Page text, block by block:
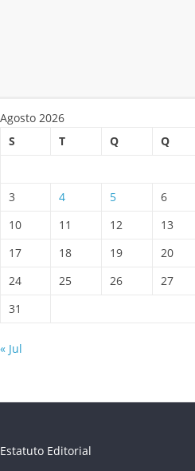
Agosto 2026
S
T Q Q
3
4 5 6
10
11 12 13
17
18 19 20
24
25 26 27
31
« Jul
Estatuto Editorial